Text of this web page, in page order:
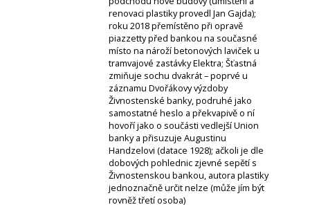
renovaci plastiky provedl Jan Gajda);
roku 2018 přemístěno při opravě
piazzetty před bankou na současné
místo na nároží betonových laviček u
tramvajové zastávky Elektra; Šťastná
zmiňuje sochu dvakrát – poprvé u
záznamu Dvořákovy výzdoby
Živnostenské banky, podruhé jako
samostatné heslo a překvapivě o ní
hovoří jako o součásti vedlejší Union
banky a přisuzuje Augustinu
Handzelovi (datace 1928); ačkoli je dle
dobových pohlednic zjevné sepětí s
Živnostenskou bankou, autora plastiky
jednoznačně určit nelze (může jím být
rovněž třetí osoba)